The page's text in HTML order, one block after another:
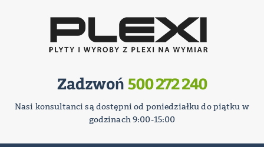
Zadzwoń 500 272 240
Nasi konsultanci są dostępni od poniedziałku do piątku w
godzinach 9:00-15:00